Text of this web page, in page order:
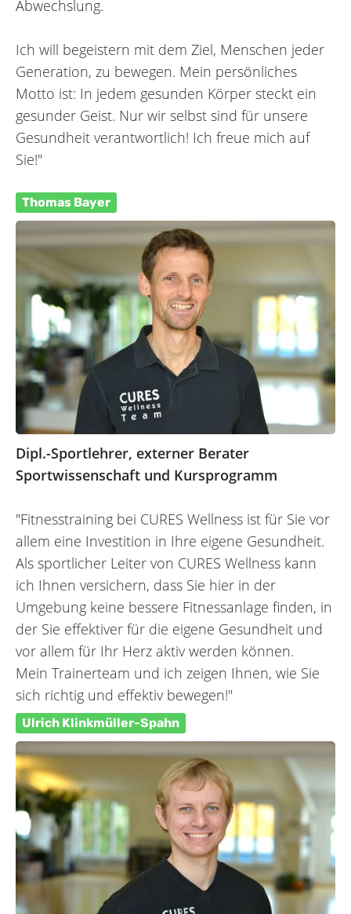
Abwechslung.
Ich will begeistern mit dem Ziel, Menschen jeder
Generation, zu bewegen. Mein persönliches
Motto ist: In jedem gesunden Körper steckt ein
gesunder Geist. Nur wir selbst sind für unsere
Gesundheit verantwortlich! Ich freue mich auf
Sie!"
Thomas Bayer
Dipl.-Sportlehrer, externer Berater
Sportwissenschaft und Kursprogramm
"Fitnesstraining bei CURES Wellness ist für Sie vor
allem eine Investition in Ihre eigene Gesundheit.
Als sportlicher Leiter von CURES Wellness kann
ich Ihnen versichern, dass Sie hier in der
Umgebung keine bessere Fitnessanlage finden, in
der Sie effektiver für die eigene Gesundheit und
vor allem für Ihr Herz aktiv werden können.
Mein Trainerteam und ich zeigen Ihnen, wie Sie
sich richtig und effektiv bewegen!"
Ulrich Klinkmüller-Spahn